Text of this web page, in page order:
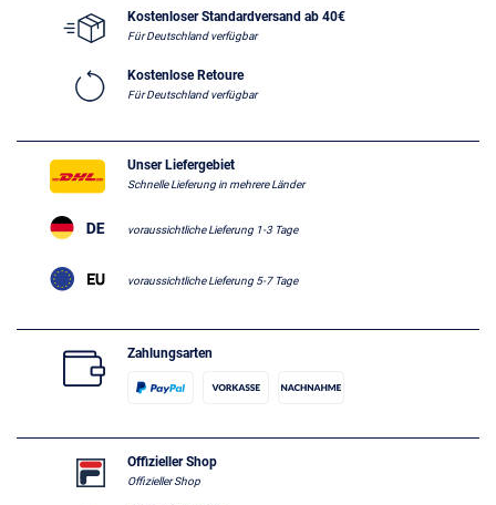
Kostenloser Standardversand ab 40€
Für Deutschland verfügbar
Kostenlose Retoure
Für Deutschland verfügbar
Unser Liefergebiet
Schnelle Lieferung in mehrere Länder
voraussichtliche Lieferung 1-3 Tage
voraussichtliche Lieferung 5-7 Tage
Zahlungsarten
Offizieller Shop
Offizieller Shop